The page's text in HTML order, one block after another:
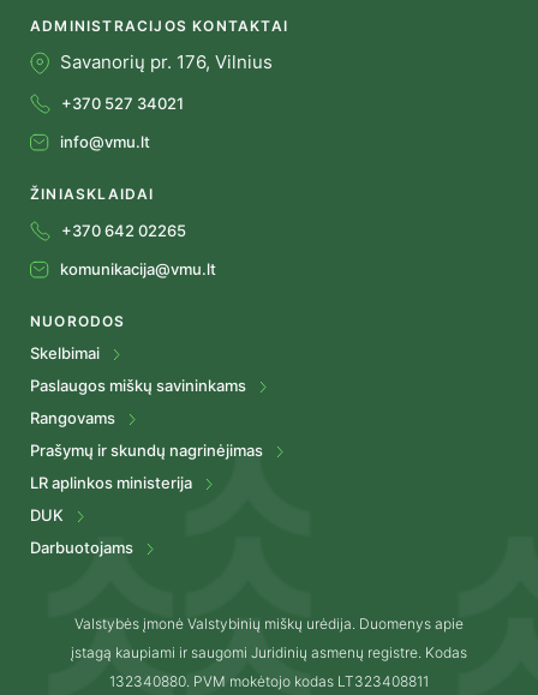
ADMINISTRACIJOS KONTAKTAI
Savanorių pr. 176, Vilnius
+370 527 34021
info@vmu.lt
ŽINIASKLAIDAI
+370 642 02265
komunikacija@vmu.lt
NUORODOS
Skelbimai
Paslaugos miškų savininkams
Rangovams
Prašymų ir skundų nagrinėjimas
LR aplinkos ministerija
DUK
Darbuotojams
Valstybės įmonė Valstybinių miškų urėdija. Duomenys apie
įstagą kaupiami ir saugomi Juridinių asmenų registre. Kodas
132340880. PVM mokėtojo kodas LT323408811